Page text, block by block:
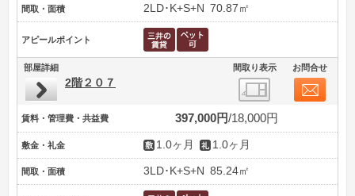
間取・面積 2LD･K+S+N 70.87㎡
アピールポイント
部屋詳細 間取り表示 お問合せ
2階２０７
賃料・管理費・共益費 397,000円 18,000円
敷金・礼金 1.0ヶ月 1.0ヶ月
間取・面積 3LD･K+S+N 85.24㎡